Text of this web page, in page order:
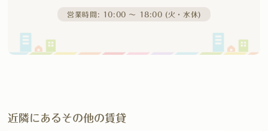
営業時間: 10:00 〜 18:00 (火・水休)
近隣にあるその他の賃貸